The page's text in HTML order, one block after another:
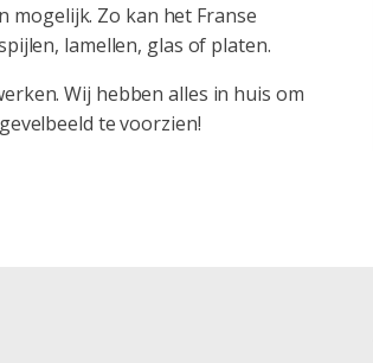
mogelijk. Zo kan het Franse
lamellen, glas of platen.
Wij hebben alles in huis om
te voorzien!